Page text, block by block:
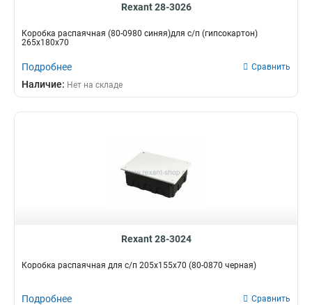
Rexant 28-3026
Коробка распаячная (80-0980 синяя)для с/п (гипсокартон)
265х180х70
Подробнее Сравнить
Наличие: Нет на складе
Rexant 28-3024
Коробка распаячная для с/п 205х155х70 (80-0870 черная)
Подробнее Сравнить